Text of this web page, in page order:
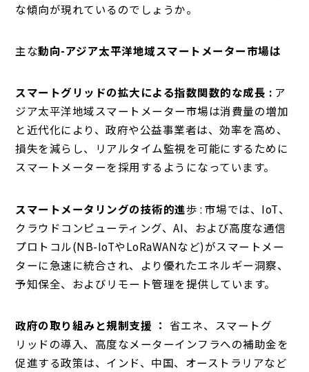
な傾向が現れているのでしょうか。
主な動向-アジア太平洋地域スマートメーター市場は
スマートグリッドの拡大による指数関数的な成長 : ア
ジア太平洋地域スマートメーター市場は消費量の増加
と近代化により、政府や公益事業者は、効率を高め、
損失を減らし、リアルタイム監視を可能にするために
スマートメーターを採用するようになっています。
スマートメータリングの技術的進歩 : 市場では、IoT、
クラウドコンピューティング、AI、および高度な通信
プロトコル(NB-IoTやLoRaWANなど)がスマートメー
ターに急速に統合され、より優れたエネルギー洞察、
予知保全、およびリモート管理を提供しています。
政府の取り組みと規制支援 ： 省エネ、スマートグ
リッドの導入、高度なメーターインフラへの補助金を
促進する政策は、インド、中国、オーストラリアなど